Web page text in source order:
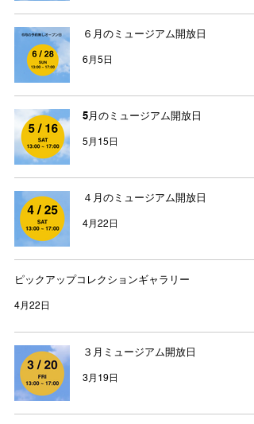
６月のミュージアム開放日
6月5日
5月のミュージアム開放日
5月15日
４月のミュージアム開放日
4月22日
ピックアップコレクションギャラリー
4月22日
３月ミュージアム開放日
3月19日